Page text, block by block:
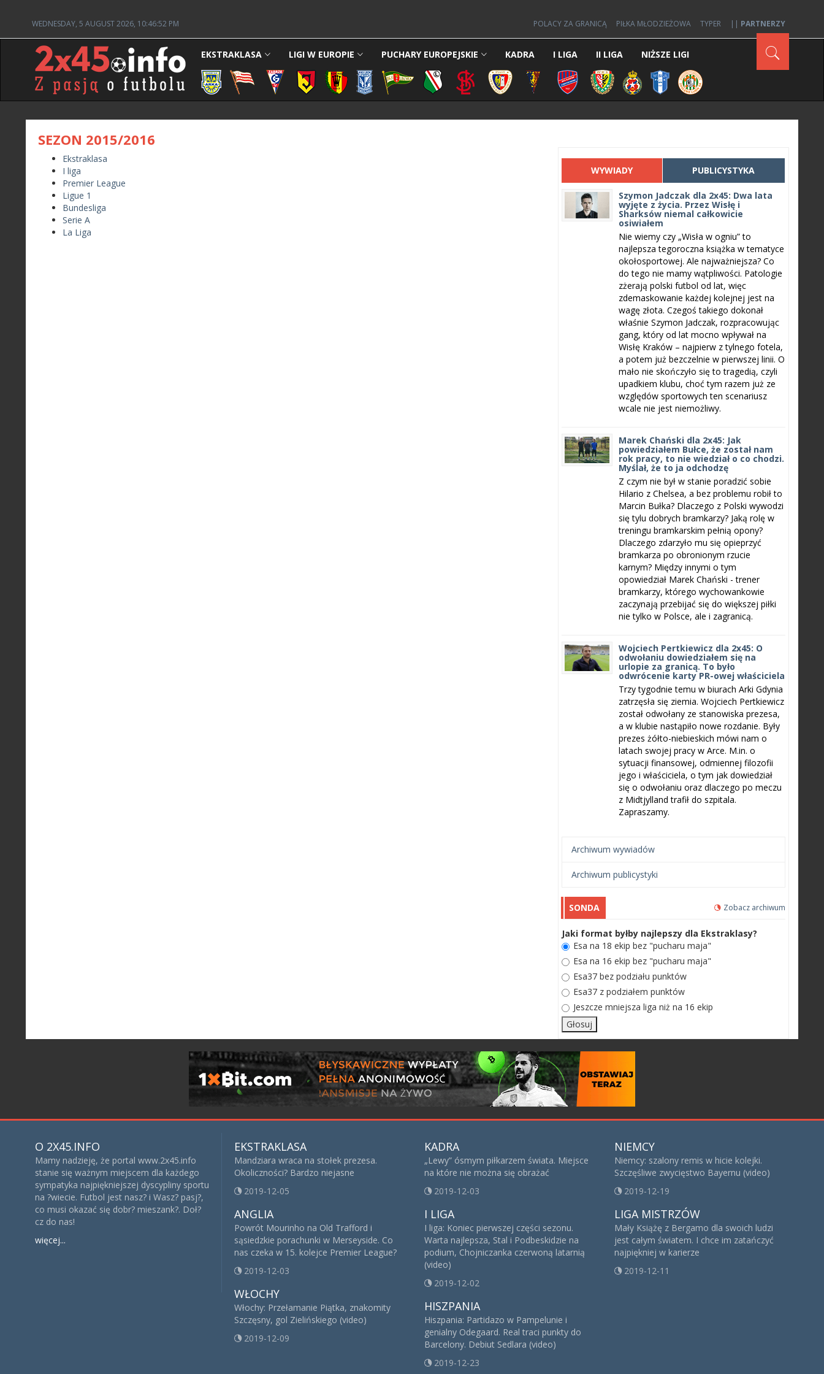
WEDNESDAY, 5 AUGUST 2026, 10:46:52 PM POLACY ZA GRANICĄ PIŁKA MŁODZIEŻOWA TYPER || PARTNERZY
EKSTRAKLASA LIGI W EUROPIE PUCHARY EUROPEJSKIE KADRA I LIGA II LIGA NIŻSZE LIGI
SEZON 2015/2016
Ekstraklasa
I liga
Premier League
Ligue 1
Bundesliga
Serie A
La Liga
WYWIADY PUBLICYSTYKA
Szymon Jadczak dla 2x45: Dwa lata
wyjęte z życia. Przez Wisłę i
Sharksów niemal całkowicie
osiwiałem
Nie wiemy czy „Wisła w ogniu” to
najlepsza tegoroczna książka w tematyce
okołosportowej. Ale najważniejsza? Co
do tego nie mamy wątpliwości. Patologie
zżerają polski futbol od lat, więc
zdemaskowanie każdej kolejnej jest na
wagę złota. Czegoś takiego dokonał
właśnie Szymon Jadczak, rozpracowując
gang, który od lat mocno wpływał na
Wisłę Kraków – najpierw z tylnego fotela,
a potem już bezczelnie w pierwszej linii. O
mało nie skończyło się to tragedią, czyli
upadkiem klubu, choć tym razem już ze
względów sportowych ten scenariusz
wcale nie jest niemożliwy.
Marek Chański dla 2x45: Jak
powiedziałem Bułce, że został nam
rok pracy, to nie wiedział o co chodzi.
Myślał, że to ja odchodzę
Z czym nie był w stanie poradzić sobie
Hilario z Chelsea, a bez problemu robił to
Marcin Bułka? Dlaczego z Polski wywodzi
się tylu dobrych bramkarzy? Jaką rolę w
treningu bramkarskim pełnią opony?
Dlaczego zdarzyło mu się opieprzyć
bramkarza po obronionym rzucie
karnym? Między innymi o tym
opowiedział Marek Chański - trener
bramkarzy, którego wychowankowie
zaczynają przebijać się do większej piłki
nie tylko w Polsce, ale i zagranicą.
Wojciech Pertkiewicz dla 2x45: O
odwołaniu dowiedziałem się na
urlopie za granicą. To było
odwrócenie karty PR-owej właściciela
Trzy tygodnie temu w biurach Arki Gdynia
zatrzęsła się ziemia. Wojciech Pertkiewicz
został odwołany ze stanowiska prezesa,
a w klubie nastąpiło nowe rozdanie. Były
prezes żółto-niebieskich mówi nam o
latach swojej pracy w Arce. M.in. o
sytuacji finansowej, odmiennej filozofii
jego i właściciela, o tym jak dowiedział
się o odwołaniu oraz dlaczego po meczu
z Midtjylland trafił do szpitala.
Zapraszamy.
Archiwum wywiadów
Archiwum publicystyki
SONDA Zobacz archiwum
Jaki format byłby najlepszy dla Ekstraklasy?
Esa na 18 ekip bez "pucharu maja"
Esa na 16 ekip bez "pucharu maja"
Esa37 bez podziału punktów
Esa37 z podziałem punktów
Jeszcze mniejsza liga niż na 16 ekip
O 2X45.INFO
Mamy nadzieję, że portal www.2x45.info
stanie się ważnym miejscem dla każdego
sympatyka najpiękniejszej dyscypliny sportu
na ?wiecie. Futbol jest nasz? i Wasz? pasj?,
co musi okazać się dobr? mieszank?. Doł?
cz do nas!
więcej...
EKSTRAKLASA
Mandziara wraca na stołek prezesa.
Okoliczności? Bardzo niejasne
2019-12-05
ANGLIA
Powrót Mourinho na Old Trafford i
sąsiedzkie porachunki w Merseyside. Co
nas czeka w 15. kolejce Premier League?
2019-12-03
WŁOCHY
Włochy: Przełamanie Piątka, znakomity
Szczęsny, gol Zielińskiego (video)
2019-12-09
KADRA
„Lewy” ósmym piłkarzem świata. Miejsce
na które nie można się obrażać
2019-12-03
I LIGA
I liga: Koniec pierwszej części sezonu.
Warta najlepsza, Stal i Podbeskidzie na
podium, Chojniczanka czerwoną latarnią
(video)
2019-12-02
HISZPANIA
Hiszpania: Partidazo w Pampelunie i
genialny Odegaard. Real traci punkty do
Barcelony. Debiut Sedlara (video)
2019-12-23
NIEMCY
Niemcy: szalony remis w hicie kolejki.
Szczęśliwe zwycięstwo Bayernu (video)
2019-12-19
LIGA MISTRZÓW
Mały Książę z Bergamo dla swoich ludzi
jest całym światem. I chce im zatańczyć
najpiękniej w karierze
2019-12-11